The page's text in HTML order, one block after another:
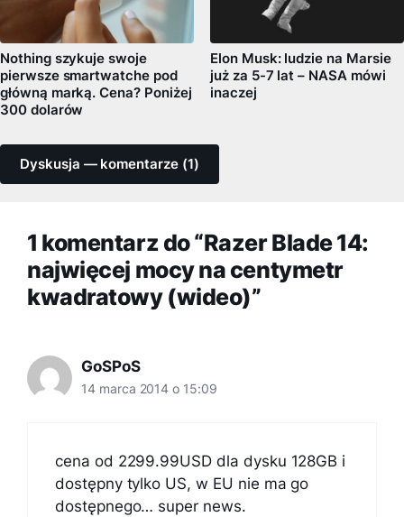
Nothing szykuje swoje
pierwsze smartwatche pod
główną marką. Cena? Poniżej
300 dolarów
Elon Musk: ludzie na Marsie
już za 5-7 lat – NASA mówi
inaczej
Dyskusja — komentarze (1)
1 komentarz do “Razer Blade 14:
najwięcej mocy na centymetr
kwadratowy (wideo)”
GoSPoS
14 marca 2014 o 15:09
cena od 2299.99USD dla dysku 128GB i
dostępny tylko US, w EU nie ma go
dostępnego… super news.